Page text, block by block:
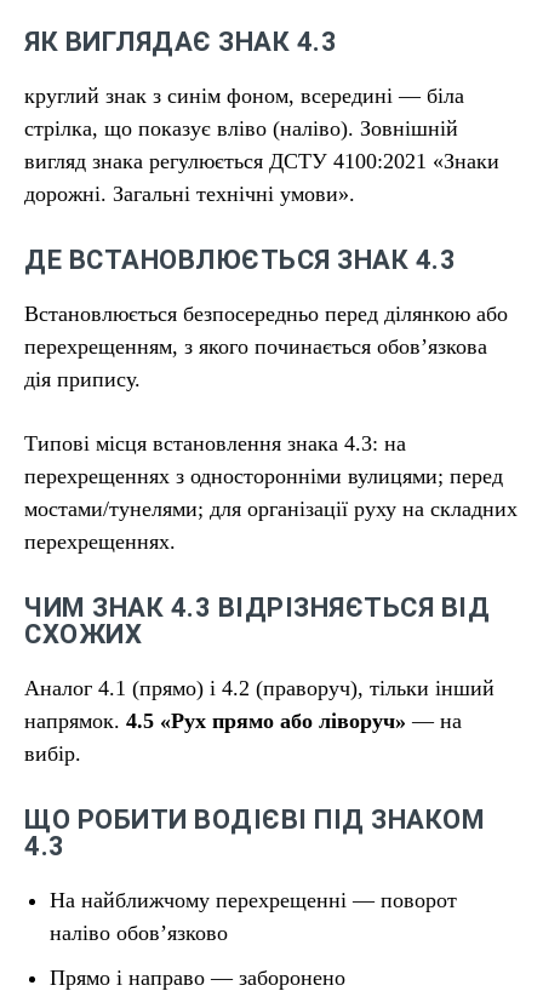
ЯК ВИГЛЯДАЄ ЗНАК 4.3
круглий знак з синім фоном, всередині — біла
стрілка, що показує вліво (наліво). Зовнішній
вигляд знака регулюється ДСТУ 4100:2021 «Знаки
дорожні. Загальні технічні умови».
ДЕ ВСТАНОВЛЮЄТЬСЯ ЗНАК 4.3
Встановлюється безпосередньо перед ділянкою або
перехрещенням, з якого починається обов’язкова
дія припису.
Типові місця встановлення знака 4.3: на
перехрещеннях з односторонніми вулицями; перед
мостами/тунелями; для організації руху на складних
перехрещеннях.
ЧИМ ЗНАК 4.3 ВІДРІЗНЯЄТЬСЯ ВІД
СХОЖИХ
Аналог 4.1 (прямо) і 4.2 (праворуч), тільки інший
напрямок. 4.5 «Рух прямо або ліворуч» — на
вибір.
ЩО РОБИТИ ВОДІЄВІ ПІД ЗНАКОМ
4.3
На найближчому перехрещенні — поворот
наліво обов’язково
Прямо і направо — заборонено